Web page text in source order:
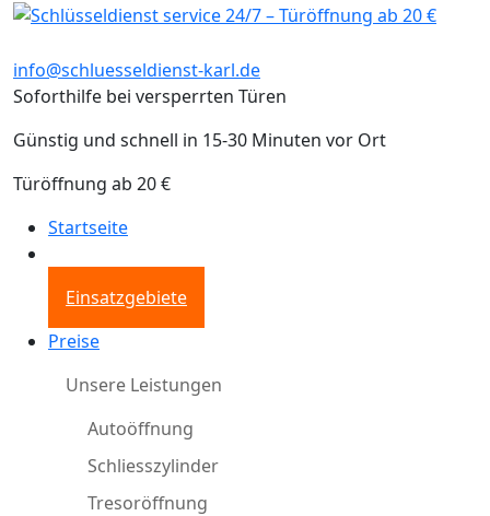
info@schluesseldienst-karl.de
Soforthilfe bei versperrten Türen
Günstig und schnell in 15-30 Minuten vor Ort
Türöffnung ab 20 €
Startseite
Einsatzgebiete
Preise
Unsere Leistungen
Autoöffnung
Schliesszylinder
Tresoröffnung